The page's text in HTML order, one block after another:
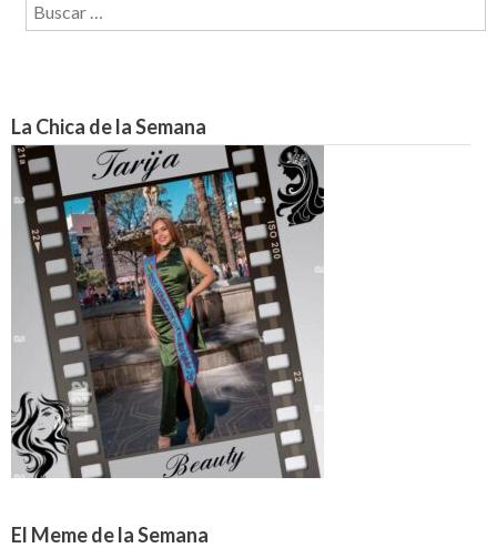
La Chica de la Semana
El Meme de la Semana